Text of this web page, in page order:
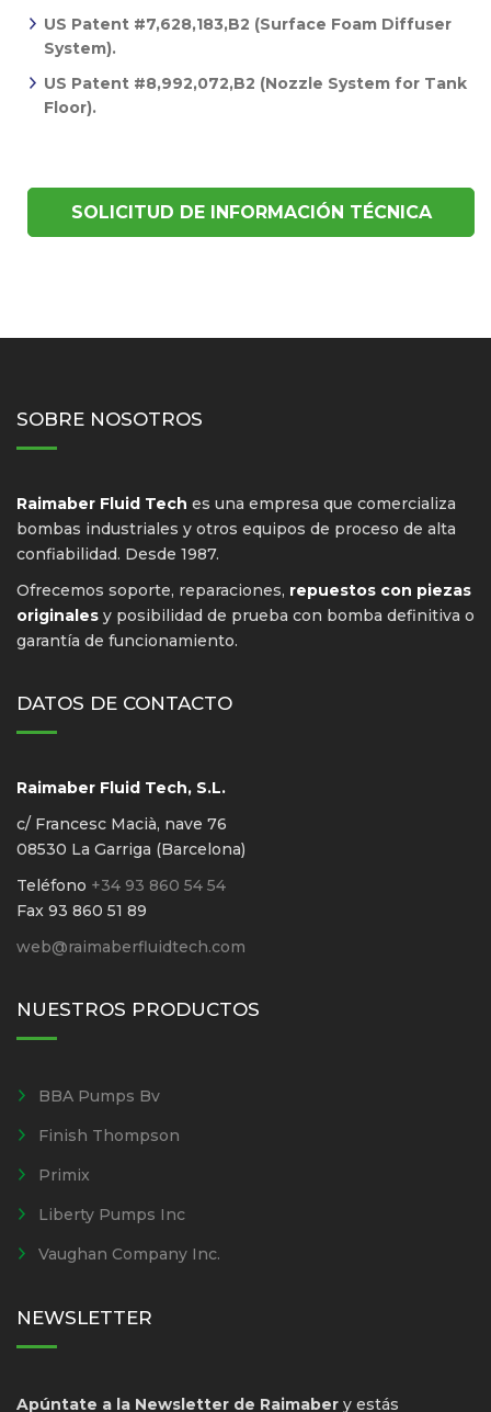
US Patent #7,628,183,B2 (Surface Foam Diffuser
System).
US Patent #8,992,072,B2 (Nozzle System for Tank
Floor).
SOLICITUD DE INFORMACIÓN TÉCNICA
SOBRE NOSOTROS
Raimaber Fluid Tech es una empresa que comercializa
bombas industriales y otros equipos de proceso de alta
confiabilidad. Desde 1987.
Ofrecemos soporte, reparaciones, repuestos con piezas
originales y posibilidad de prueba con bomba definitiva o
garantía de funcionamiento.
DATOS DE CONTACTO
Raimaber Fluid Tech, S.L.
c/ Francesc Macià, nave 76
08530 La Garriga (Barcelona)
Teléfono +34 93 860 54 54
Fax 93 860 51 89
web@raimaberfluidtech.com
NUESTROS PRODUCTOS
BBA Pumps Bv
Finish Thompson
Primix
Liberty Pumps Inc
Vaughan Company Inc.
NEWSLETTER
Apúntate a la Newsletter de Raimaber y estás